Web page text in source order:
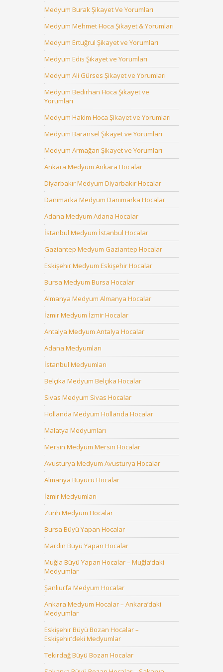
Medyum Burak Şikayet Ve Yorumları
Medyum Mehmet Hoca Şikayet & Yorumları
Medyum Ertuğrul Şikayet ve Yorumları
Medyum Edis Şikayet ve Yorumları
Medyum Ali Gürses Şikayet ve Yorumları
Medyum Bedirhan Hoca Şikayet ve
Yorumları
Medyum Hakim Hoca Şikayet ve Yorumları
Medyum Baransel Şikayet ve Yorumları
Medyum Armağan Şikayet ve Yorumları
Ankara Medyum Ankara Hocalar
Diyarbakır Medyum Diyarbakır Hocalar
Danimarka Medyum Danimarka Hocalar
Adana Medyum Adana Hocalar
İstanbul Medyum İstanbul Hocalar
Gaziantep Medyum Gaziantep Hocalar
Eskişehir Medyum Eskişehir Hocalar
Bursa Medyum Bursa Hocalar
Almanya Medyum Almanya Hocalar
İzmir Medyum İzmir Hocalar
Antalya Medyum Antalya Hocalar
Adana Medyumları
İstanbul Medyumları
Belçika Medyum Belçika Hocalar
Sivas Medyum Sivas Hocalar
Hollanda Medyum Hollanda Hocalar
Malatya Medyumları
Mersin Medyum Mersin Hocalar
Avusturya Medyum Avusturya Hocalar
Almanya Büyücü Hocalar
İzmir Medyumları
Zürih Medyum Hocalar
Bursa Büyü Yapan Hocalar
Mardin Büyü Yapan Hocalar
Muğla Büyü Yapan Hocalar – Muğla’daki
Medyumlar
Şanlıurfa Medyum Hocalar
Ankara Medyum Hocalar – Ankara’daki
Medyumlar
Eskişehir Büyü Bozan Hocalar –
Eskişehir’deki Medyumlar
Tekirdağ Büyü Bozan Hocalar